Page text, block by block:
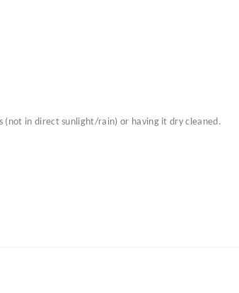
in direct sunlight/rain) or having it dry cleaned.